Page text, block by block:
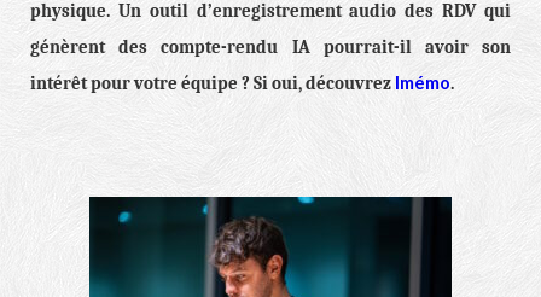
physique. Un outil d’enregistrement audio des RDV qui
génèrent des compte-rendu IA pourrait-il avoir son
intérêt pour votre équipe ? Si oui, découvrez Imémo.